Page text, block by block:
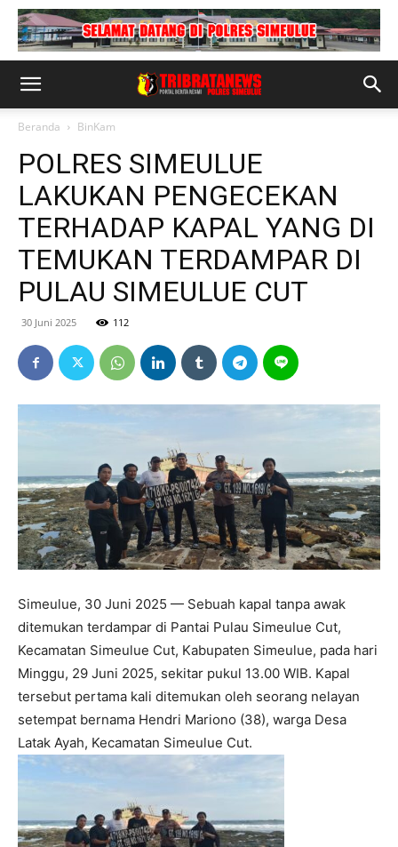
Beranda BinKam
POLRES SIMEULUE
LAKUKAN PENGECEKAN
TERHADAP KAPAL YANG DI
TEMUKAN TERDAMPAR DI
PULAU SIMEULUE CUT
30 Juni 2025 112
Simeulue, 30 Juni 2025 — Sebuah kapal tanpa awak
ditemukan terdampar di Pantai Pulau Simeulue Cut,
Kecamatan Simeulue Cut, Kabupaten Simeulue, pada hari
Minggu, 29 Juni 2025, sekitar pukul 13.00 WIB. Kapal
tersebut pertama kali ditemukan oleh seorang nelayan
setempat bernama Hendri Mariono (38), warga Desa
Latak Ayah, Kecamatan Simeulue Cut.